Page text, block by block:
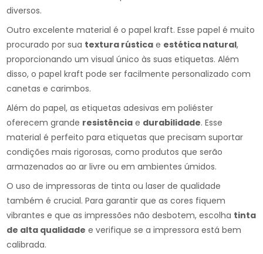
diversos.
Outro excelente material é o papel kraft. Esse papel é muito
procurado por sua textura rústica e estética natural,
proporcionando um visual único às suas etiquetas. Além
disso, o papel kraft pode ser facilmente personalizado com
canetas e carimbos.
Além do papel, as etiquetas adesivas em poliéster
oferecem grande resistência e durabilidade. Esse
material é perfeito para etiquetas que precisam suportar
condições mais rigorosas, como produtos que serão
armazenados ao ar livre ou em ambientes úmidos.
O uso de impressoras de tinta ou laser de qualidade
também é crucial. Para garantir que as cores fiquem
vibrantes e que as impressões não desbotem, escolha tinta
de alta qualidade e verifique se a impressora está bem
calibrada.